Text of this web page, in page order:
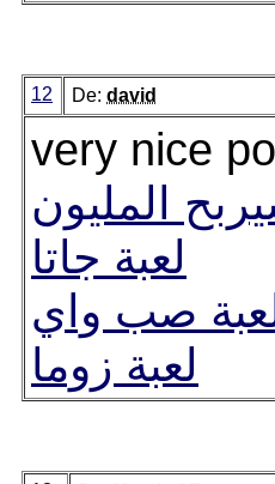
12 De: david
very nice
المليون
لعبة جاتا
صب واي
لعبة زوما